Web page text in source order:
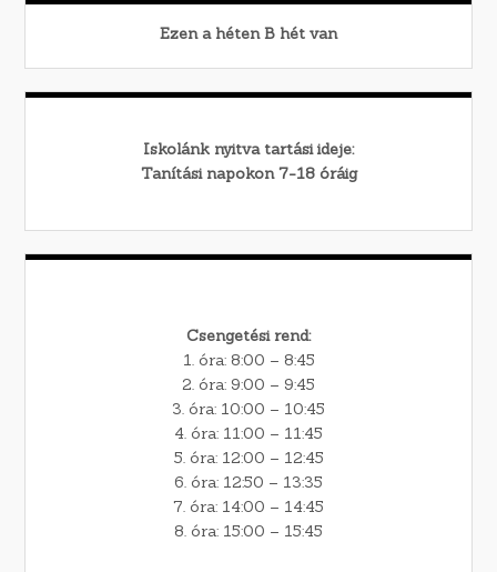
Ezen a héten B hét van
Iskolánk nyitva tartási ideje:
Tanítási napokon 7-18 óráig
Csengetési rend:
1. óra: 8:00 – 8:45
2. óra: 9:00 – 9:45
3. óra: 10:00 – 10:45
4. óra: 11:00 – 11:45
5. óra: 12:00 – 12:45
6. óra: 12:50 – 13:35
7. óra: 14:00 – 14:45
8. óra: 15:00 – 15:45